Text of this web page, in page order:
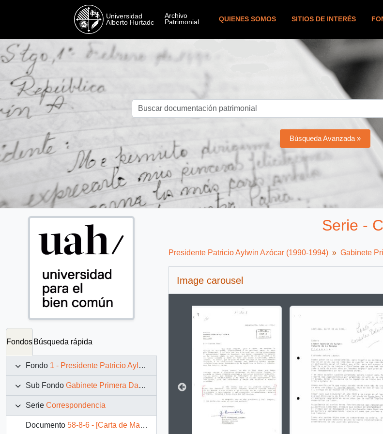
QUIENES SOMOS SITIOS DE INTERÉS
Búsqueda Avanzada »
Fondos Búsqueda rápida
Fondo 1 - Presidente Patricio Aylwin Azócar (1990-1994)
Sub Fondo Gabinete Primera Dama
Serie Correspondencia
Documento 58-8-6 - [Carta de María Cecilia Parker de Correa a Leonor Oyarzún de Aylwin]
Serie -
Presidente Patricio Aylwin Azócar (1990-1994) Gabinete
Image carousel
Changing the current slide of this carousel will